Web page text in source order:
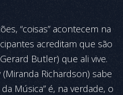
“coisas” acontecem na
acreditam que são
Butler) que ali vive.
Richardson) sabe
Música” é, na verdade, o